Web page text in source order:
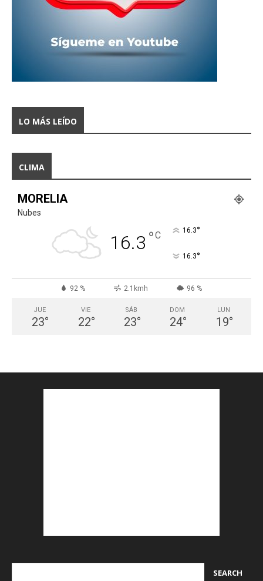
LO MÁS LEÍDO
CLIMA
MORELIA
Nubes
16.3 °C 16.3°
16.3°
92 % 2.1kmh 96 %
JUE
23°
VIE
22°
SÁB
23°
DOM
24°
LUN
19°